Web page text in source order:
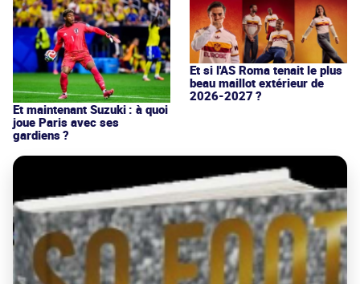
Et maintenant Suzuki : à quoi
joue Paris avec ses
gardiens ?
Et si l'AS Roma tenait le plus
beau maillot extérieur de
2026-2027 ?